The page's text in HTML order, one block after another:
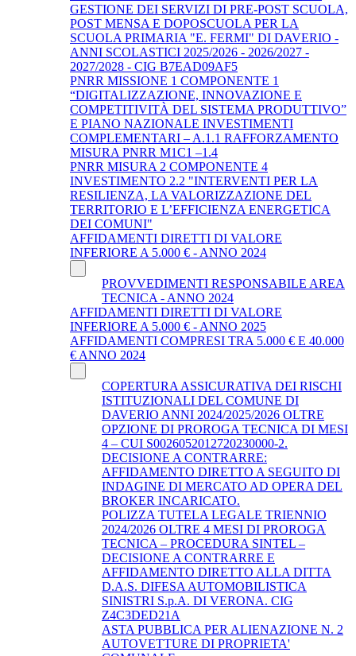
GESTIONE DEI SERVIZI DI PRE-POST SCUOLA,
POST MENSA E DOPOSCUOLA PER LA
SCUOLA PRIMARIA "E. FERMI" DI DAVERIO -
ANNI SCOLASTICI 2025/2026 - 2026/2027 -
2027/2028 - CIG B7EAD09AF5
PNRR MISSIONE 1 COMPONENTE 1
“DIGITALIZZAZIONE, INNOVAZIONE E
COMPETITIVITÀ DEL SISTEMA PRODUTTIVO”
E PIANO NAZIONALE INVESTIMENTI
COMPLEMENTARI – A.1.1 RAFFORZAMENTO
MISURA PNRR M1C1 –1.4
PNRR MISURA 2 COMPONENTE 4
INVESTIMENTO 2.2 "INTERVENTI PER LA
RESILIENZA, LA VALORIZZAZIONE DEL
TERRITORIO E L’EFFICIENZA ENERGETICA
DEI COMUNI"
AFFIDAMENTI DIRETTI DI VALORE
INFERIORE A 5.000 € - ANNO 2024
PROVVEDIMENTI RESPONSABILE AREA
TECNICA - ANNO 2024
AFFIDAMENTI DIRETTI DI VALORE
INFERIORE A 5.000 € - ANNO 2025
AFFIDAMENTI COMPRESI TRA 5.000 € E 40.000
€ ANNO 2024
COPERTURA ASSICURATIVA DEI RISCHI
ISTITUZIONALI DEL COMUNE DI
DAVERIO ANNI 2024/2025/2026 OLTRE
OPZIONE DI PROROGA TECNICA DI MESI
4 – CUI S0026052012720230000-2.
DECISIONE A CONTRARRE:
AFFIDAMENTO DIRETTO A SEGUITO DI
INDAGINE DI MERCATO AD OPERA DEL
BROKER INCARICATO.
POLIZZA TUTELA LEGALE TRIENNIO
2024/2026 OLTRE 4 MESI DI PROROGA
TECNICA – PROCEDURA SINTEL –
DECISIONE A CONTRARRE E
AFFIDAMENTO DIRETTO ALLA DITTA
D.A.S. DIFESA AUTOMOBILISTICA
SINISTRI S.p.A. DI VERONA. CIG
Z4C3DED21A
ASTA PUBBLICA PER ALIENAZIONE N. 2
AUTOVETTURE DI PROPRIETA'